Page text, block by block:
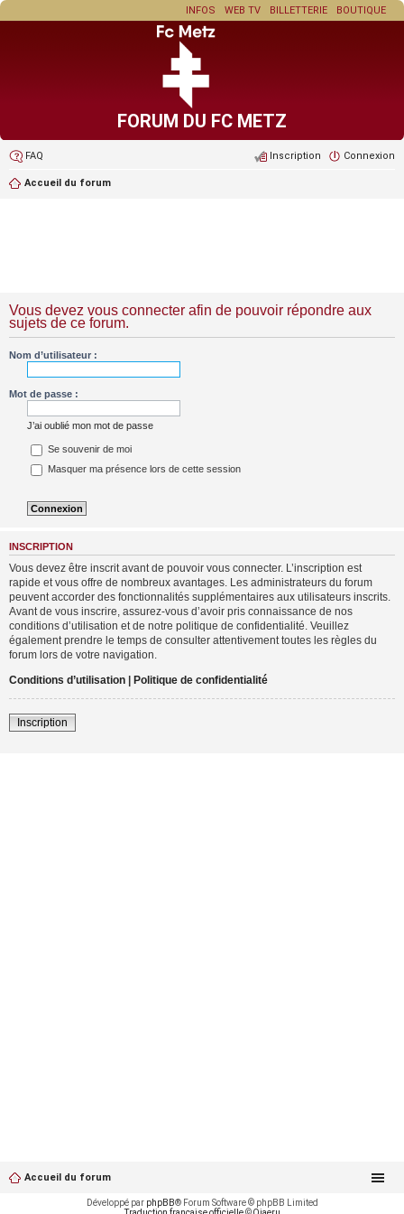
BOUTIQUE
BILLETTERIE
WEB TV
INFOS
FORUM DU FC METZ
FAQ Connexion
Inscription
Accueil du forum
Vous devez vous connecter afin de pouvoir répondre aux
sujets de ce forum.
Nom d’utilisateur :
Mot de passe :
J’ai oublié mon mot de passe
Se souvenir de moi
Masquer ma présence lors de cette session
INSCRIPTION
Vous devez être inscrit avant de pouvoir vous connecter. L’inscription est
rapide et vous offre de nombreux avantages. Les administrateurs du forum
peuvent accorder des fonctionnalités supplémentaires aux utilisateurs inscrits.
Avant de vous inscrire, assurez-vous d’avoir pris connaissance de nos
conditions d’utilisation et de notre politique de confidentialité. Veuillez
également prendre le temps de consulter attentivement toutes les règles du
forum lors de votre navigation.
Conditions d’utilisation | Politique de confidentialité
Inscription
Accueil du forum
Développé par phpBB® Forum Software © phpBB Limited